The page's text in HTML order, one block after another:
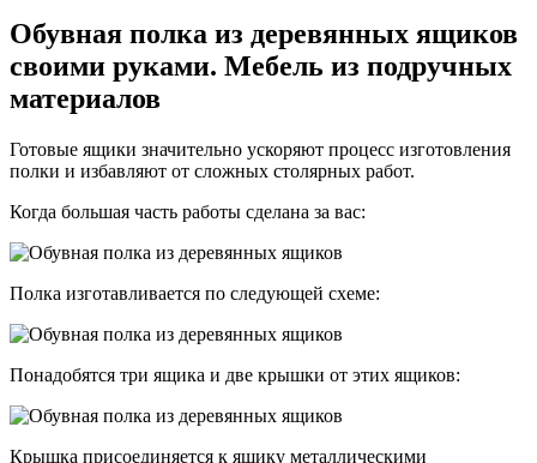
Обувная полка из деревянных ящиков
своими руками. Мебель из подручных
материалов
Готовые ящики значительно ускоряют процесс изготовления
полки и избавляют от сложных столярных работ.
Когда большая часть работы сделана за вас:
Полка изготавливается по следующей схеме:
Понадобятся три ящика и две крышки от этих ящиков:
Крышка присоединяется к ящику металлическими